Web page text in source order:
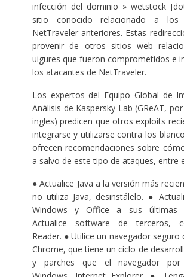
infección del dominio » wetstock
sitio conocido relacionado a los
NetTraveler anteriores. Estas
provenir de otros sitios web
uigures que fueron comprometidos e
los atacantes de NetTraveler.
Los expertos del Equipo Global de
Análisis de Kaspersky Lab (GReAT,
ingles) predicen que otros exploits
integrarse y utilizarse contra los
ofrecen recomendaciones sobre
a salvo de este tipo de ataques, entre
● Actualice Java a la versión más
no utiliza Java, desinstálelo. ●
Windows y Office a sus últimas
Actualice software de terceros,
Reader. ● Utilice un navegador seguro
Chrome, que tiene un ciclo de
y parches que el navegador